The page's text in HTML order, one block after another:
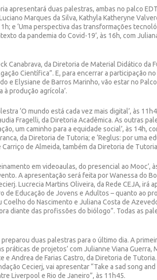
apresentará duas palestras, ambas no palco
Marques da Silva, Kathyla Katheryne
e ‘Uma perspectiva das transformações
da pandemia do Covid-19’, às 16h, com
Canabrava, da Diretoria de Material Didático da
Científica”. E, para encerrar a participação
e Elysiane de Barros Marinho, vão estar no
produção agrícola’.
‘O mundo está cada vez mais digital’, às
Fragelli, da Diretoria Acadêmica. As outras
um caminho para a equidade social’, às 14h,
da Diretoria de Tutoria; e ‘Reglus: por uma
de Almeida, também da Diretoria de
em videoaulas, do presencial ao Mooc’,
A apresentação será feita por Wanessa do
Lucrecia Martins Oliveira, da Rede CEJA, irá
de Educação de Jovens e Adultos – quanto ao
Coelho do Nascimento e Juliana Costa de
diante das profissões do biólogo”. Todas as
duas palestras para o último dia. A
práticas de projetos’ com Julianne Viana Guerra,
e Andrea de Farias Castro, da Diretoria de
Cecierj, vai apresentar “Take a sad song
Liverpool e Rio de Janeiro”, às 11h45.